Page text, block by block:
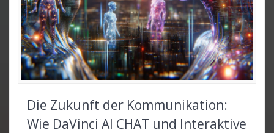
Die Zukunft der Kommunikation:
Wie DaVinci AI CHAT und Interaktive